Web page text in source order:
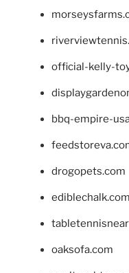
official-kelly-
bbq-empire-
drogopets.com
ediblechalk.com
oaksofa.com